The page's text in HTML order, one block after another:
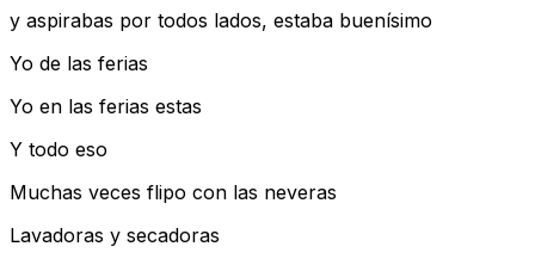
y aspirabas por todos lados, estaba buenísimo
Yo de las ferias
Yo en las ferias estas
Y todo eso
Muchas veces flipo con las neveras
Lavadoras y secadoras